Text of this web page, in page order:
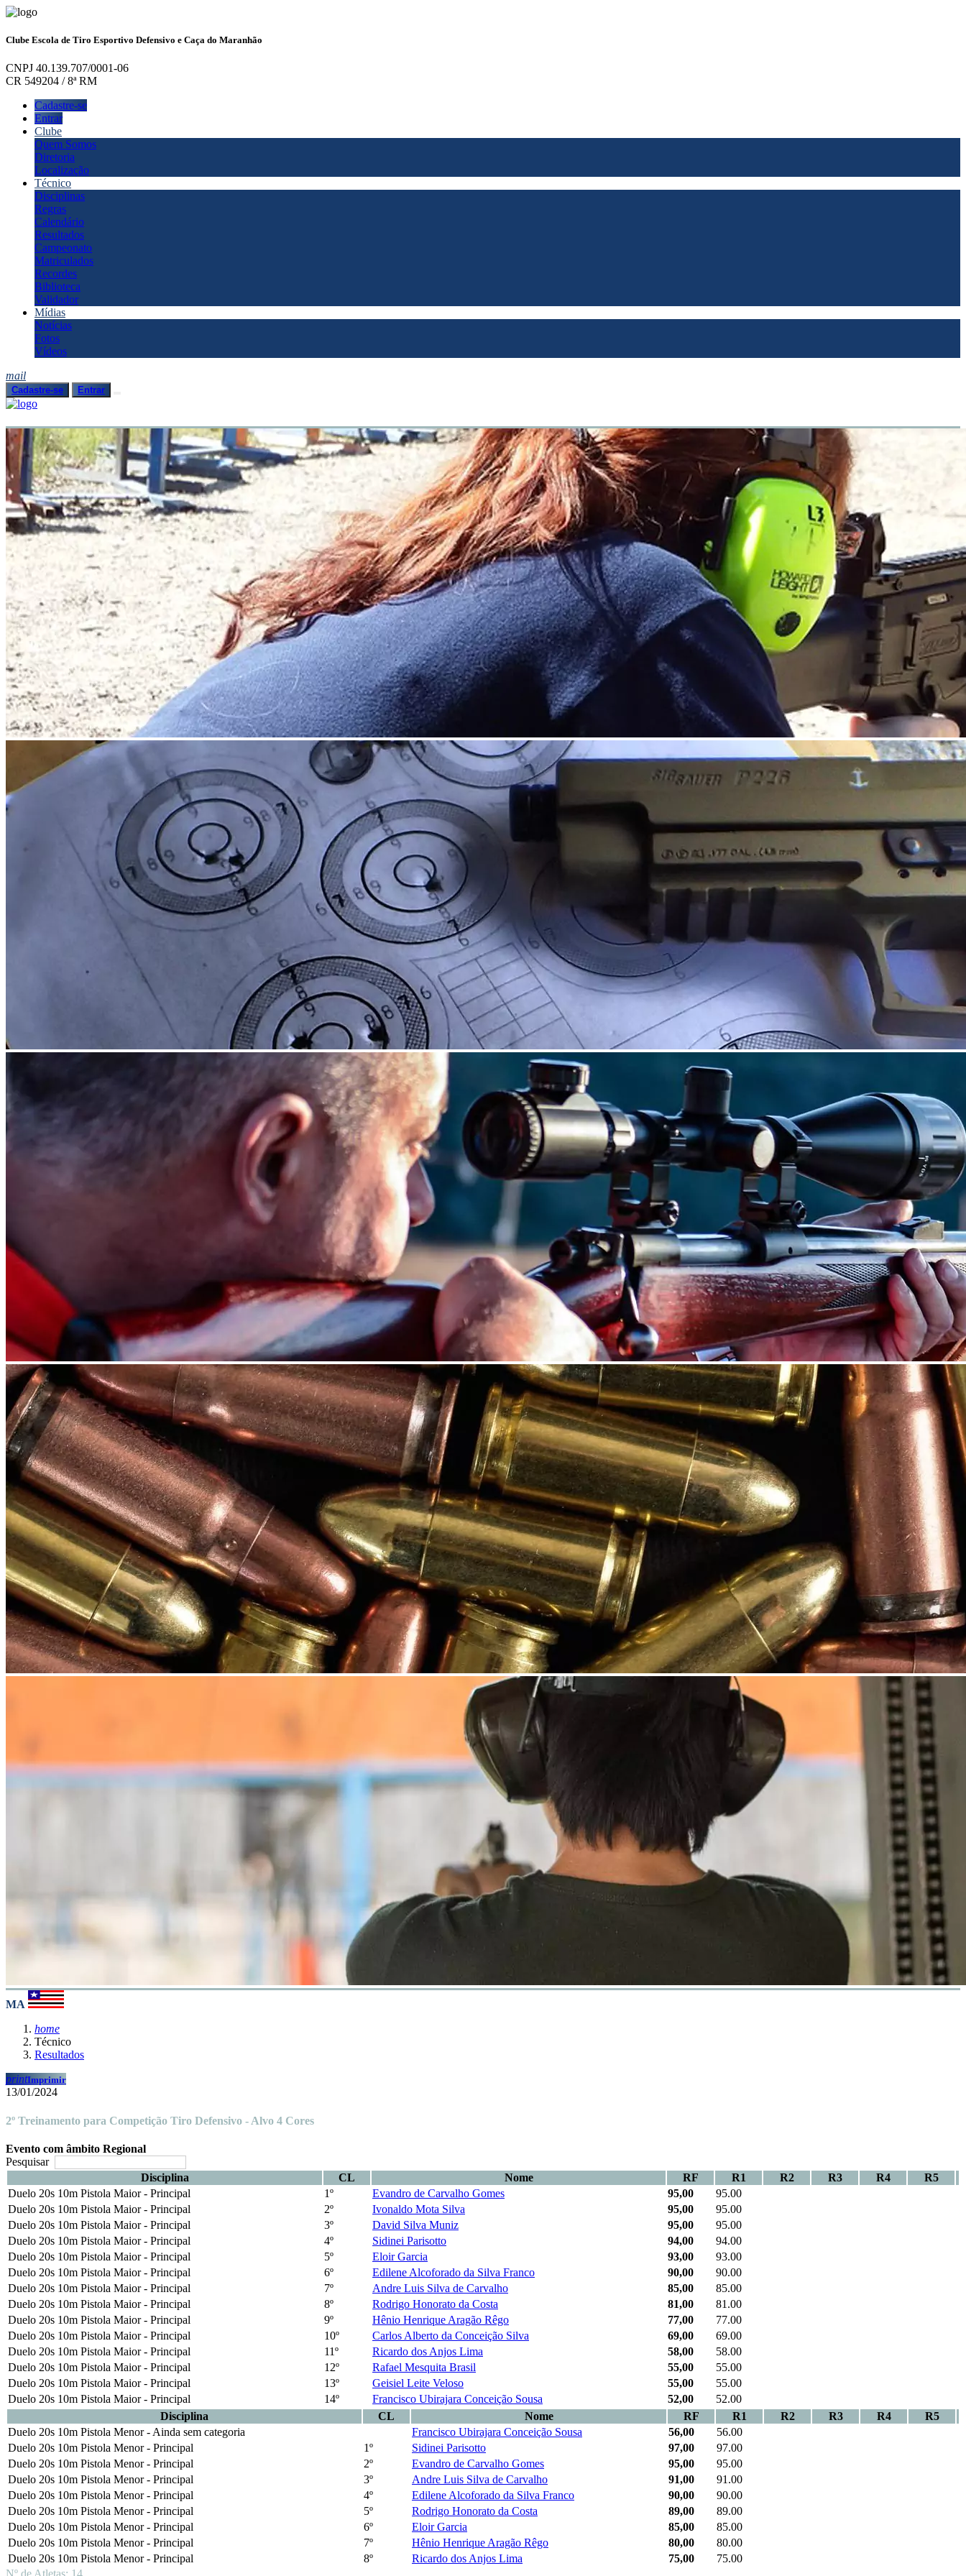
Clube Escola de Tiro Esportivo Defensivo e Caça do Maranhão
CNPJ 40.139.707/0001-06
CR 549204 / 8ª RM
Cadastre-se
Entrar
Clube
Quem Somos
Diretoria
Localização
Técnico
Disciplinas
Regras
Calendário
Resultados
Campeonato
Matriculados
Recordes
Biblioteca
Validador
Mídias
Notícias
Fotos
Vídeos
mail
Cadastre-se Entrar
MA
home
Técnico
Resultados
printImprimir
13/01/2024
2º Treinamento para Competição Tiro Defensivo - Alvo 4 Cores
Evento com âmbito Regional
Pesquisar
Disciplina
CL Nome RF R1 R2 R3 R4
R5
Duelo 20s 10m Pistola Maior - Principal
1º Evandro de Carvalho Gomes 95,00
95.00
Duelo 20s 10m Pistola Maior - Principal
2º Ivonaldo Mota Silva 95,00
95.00
Duelo 20s 10m Pistola Maior - Principal
3º David Silva Muniz 95,00
95.00
Duelo 20s 10m Pistola Maior - Principal
4º Sidinei Parisotto 94,00
94.00
Duelo 20s 10m Pistola Maior - Principal
5º Eloir Garcia 93,00
93.00
Duelo 20s 10m Pistola Maior - Principal
6º Edilene Alcoforado da Silva Franco 90,00
90.00
Duelo 20s 10m Pistola Maior - Principal
7º Andre Luis Silva de Carvalho 85,00
85.00
Duelo 20s 10m Pistola Maior - Principal
8º Rodrigo Honorato da Costa 81,00
81.00
Duelo 20s 10m Pistola Maior - Principal
9º Hênio Henrique Aragão Rêgo 77,00
77.00
Duelo 20s 10m Pistola Maior - Principal
10º Carlos Alberto da Conceição Silva 69,00
69.00
Duelo 20s 10m Pistola Maior - Principal
11º Ricardo dos Anjos Lima 58,00
58.00
Duelo 20s 10m Pistola Maior - Principal
12º Rafael Mesquita Brasil 55,00
55.00
Duelo 20s 10m Pistola Maior - Principal
13º Geisiel Leite Veloso 55,00
55.00
Duelo 20s 10m Pistola Maior - Principal
14º Francisco Ubirajara Conceição Sousa 52,00
52.00
Disciplina
CL Nome RF R1 R2 R3 R4
R5
Duelo 20s 10m Pistola Menor - Ainda sem categoria
Francisco Ubirajara Conceição Sousa 56,00
56.00
Duelo 20s 10m Pistola Menor - Principal
1º Sidinei Parisotto 97,00
97.00
Duelo 20s 10m Pistola Menor - Principal
2º Evandro de Carvalho Gomes 95,00
95.00
Duelo 20s 10m Pistola Menor - Principal
3º Andre Luis Silva de Carvalho 91,00
91.00
Duelo 20s 10m Pistola Menor - Principal
4º Edilene Alcoforado da Silva Franco 90,00
90.00
Duelo 20s 10m Pistola Menor - Principal
5º Rodrigo Honorato da Costa 89,00
89.00
Duelo 20s 10m Pistola Menor - Principal
6º Eloir Garcia 85,00
85.00
Duelo 20s 10m Pistola Menor - Principal
7º Hênio Henrique Aragão Rêgo 80,00
80.00
Duelo 20s 10m Pistola Menor - Principal
8º Ricardo dos Anjos Lima 75,00
75.00
Nº de Atletas: 14